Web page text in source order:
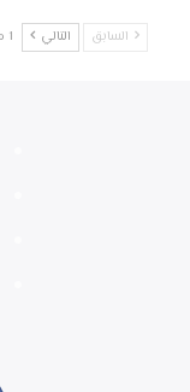
السابق التالي 1 من 7٬291